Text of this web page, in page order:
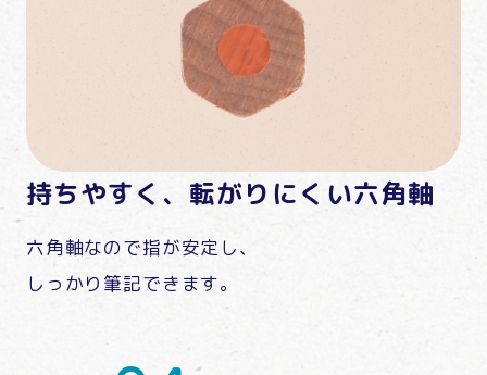
持ちやすく、転がりにくい六角軸
六角軸なので指が安定し、
しっかり筆記できます。